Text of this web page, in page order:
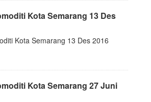
Kota Semarang 13 Des
Kota Semarang 13 Des 2016
Kota Semarang 27 Juni